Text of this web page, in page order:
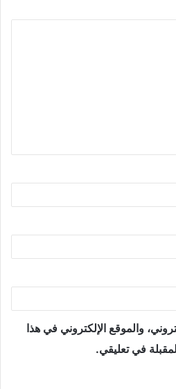
والموقع الإلكتروني في هذا
في تعليقي.